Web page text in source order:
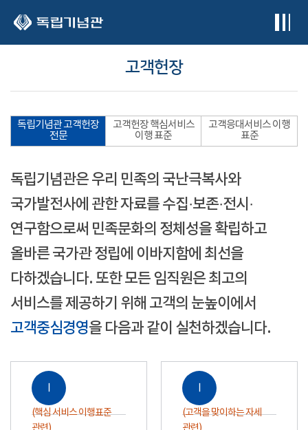
고객헌장
독립기념관 고객헌장
전문
고객헌장 핵심서비스
이행 표준
고객응대서비스 이행
표준
독립기념관은 우리 민족의 국난극복사와
국가발전사에 관한 자료를 수집·보존·전시·
연구함으로써 민족문화의 정체성을 확립하고
올바른 국가관 정립에 이바지함에 최선을
다하겠습니다. 또한 모든 임직원은 최고의
서비스를 제공하기 위해 고객의 눈높이에서
고객중심경영을 다음과 같이 실천하겠습니다.
Ⅰ
(핵심 서비스 이행표준
Ⅰ
(고객을 맞이하는 자세